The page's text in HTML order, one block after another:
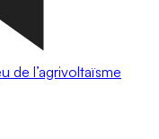
de l’agrivoltaïsme